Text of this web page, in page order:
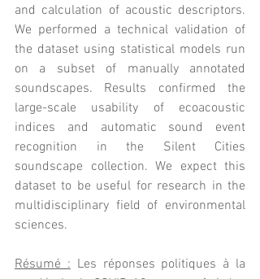
and calculation of acoustic descriptors.
We performed a technical validation of
the dataset using statistical models run
on a subset of manually annotated
soundscapes. Results confirmed the
large-scale usability of ecoacoustic
indices and automatic sound event
recognition in the Silent Cities
soundscape collection. We expect this
dataset to be useful for research in the
multidisciplinary field of environmental
sciences.
Résumé : Les réponses politiques à la